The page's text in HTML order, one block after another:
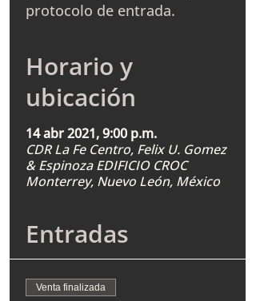
protocolo de entrada.
Horario y
ubicación
14 abr 2021, 9:00 p.m.
CDR La Fe Centro, Felix U. Gomez
& Espinoza EDIFICIO CROC
Monterrey, Nuevo León, México
Entradas
Venta finalizada